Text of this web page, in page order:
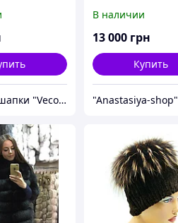
Меховые шапки "Vecons"
В наличии
13 000 грн
Купить
"Anastasiya-shop"